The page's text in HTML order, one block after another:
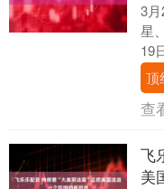
3
星
19
武
夫
顶
查
飞
美